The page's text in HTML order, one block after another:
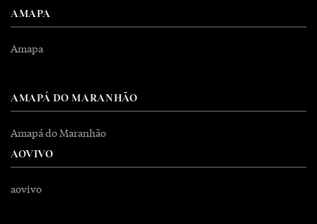
AMAPA
Amapa
AMAPÁ DO MARANHÃO
Amapá do Maranhão
AOVIVO
aovivo